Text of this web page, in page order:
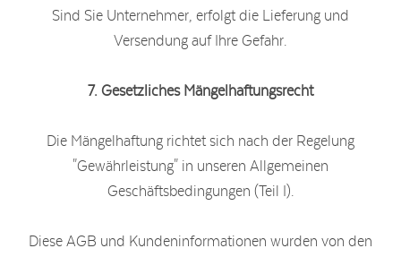
Sind Sie Unternehmer, erfolgt die Lieferung und
Versendung auf Ihre Gefahr.
7. Gesetzliches Mängelhaftungsrecht
Die Mängelhaftung richtet sich nach der Regelung
"Gewährleistung" in unseren Allgemeinen
Geschäftsbedingungen (Teil I).
Diese AGB und Kundeninformationen wurden von den